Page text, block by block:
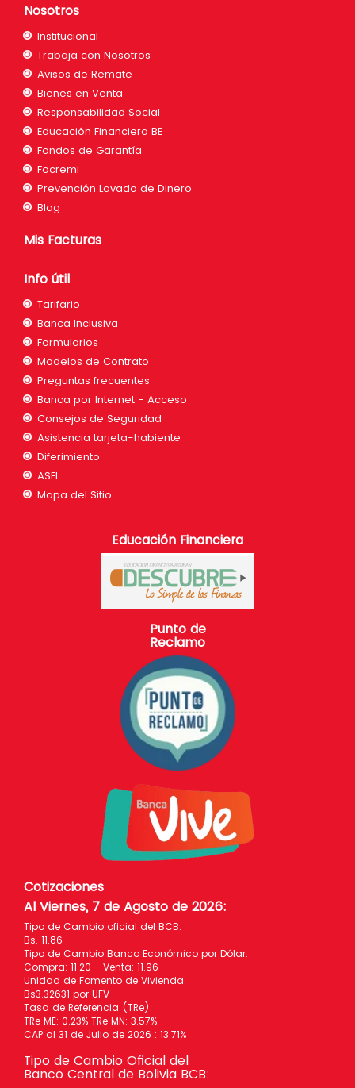
Nosotros
Institucional
Trabaja con Nosotros
Avisos de Remate
Bienes en Venta
Responsabilidad Social
Educación Financiera BE
Fondos de Garantía
Focremi
Prevención Lavado de Dinero
Blog
Mis Facturas
Info útil
Tarifario
Banca Inclusiva
Formularios
Modelos de Contrato
Preguntas frecuentes
Banca por Internet - Acceso
Consejos de Seguridad
Asistencia tarjeta-habiente
Diferimiento
ASFI
Mapa del Sitio
Educación Financiera
Punto de
Reclamo
Cotizaciones
Al Viernes, 7 de Agosto de 2026:
Tipo de Cambio oficial del BCB:
Bs. 11.86
Tipo de Cambio Banco Económico por Dólar:
Compra: 11.20 - Venta: 11.96
Unidad de Fomento de Vivienda:
Bs3.32631 por UFV
Tasa de Referencia (TRe):
TRe ME: 0.23% TRe MN: 3.57%
CAP al 31 de Julio de 2026 : 13.71%
Tipo de Cambio Oficial del
Banco Central de Bolivia BCB: